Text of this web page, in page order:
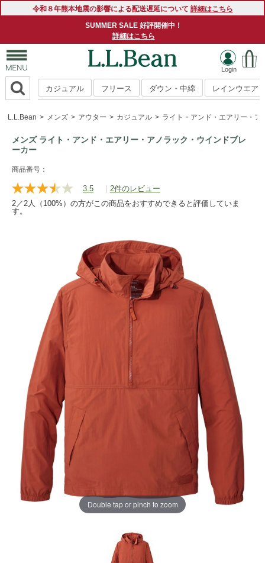
令和８年熊本地震の影響による配送遅延について 詳細はこちら
SUMMER SALE 好評開催中！
詳細はこちら
カジュアル フリース ダウン・中綿 レインウエア
L.L.Bean メンズ アウター カジュアル ライト・アンド・エアリー・
メンズ ライト・アンド・エアリー・アノラック・ウインドブレ
ーカー
https://www.llbean.co.jp/mens/outer/casual/g/P5791389.html
商品番号：
3.5
レ
ビ
読
む.
同
じ
ペ
ー
| 2件のレビュー
2／2人（100%）の方がこの商品をおすすめできると評価していま
す。
Double tap or pinch to zoom